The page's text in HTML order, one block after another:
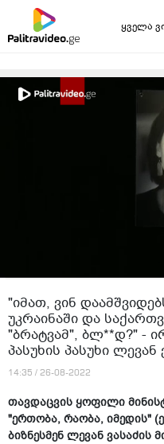
ყველა
"იმათ, ვინ
უკრაინაში და
"ბრატვამ", ბლ**დ?" -
პასუხის პასუხი ლევან
14:35 / 26-08-2022
თავდაცვის ყოფილი
"ერთობა, რაობა, იმედის"
ბიზნესმენ ლევან ვასაძის